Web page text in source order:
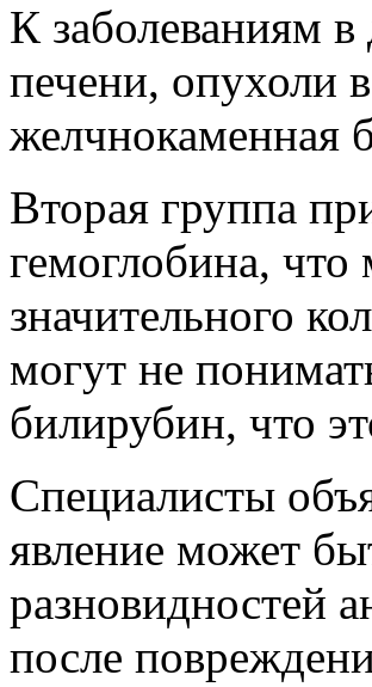
К заболеваниям
печени, опухоли
желчнокаменная
Вторая группа
гемоглобина,
значительного
могут не
билирубин, что
Специалисты
явление может
разновидностей
после